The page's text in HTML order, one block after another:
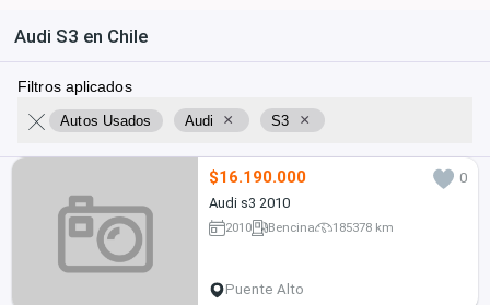
Audi S3 en Chile
Filtros aplicados
Autos Usados Audi × S3 ×
$16.190.000
0
Audi s3 2010
2010 Bencina 185378 km
Puente Alto